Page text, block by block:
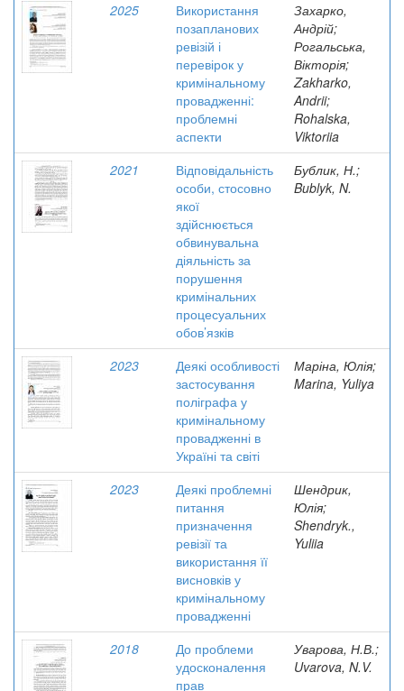
2025
Використання
позапланових
ревізій і
перевірок у
кримінальному
провадженні:
проблемні
аспекти
Захарко,
Андрій;
Рогальська,
Вікторія;
Zakharko,
Andrii;
Rohalska,
Viktoriia
2021
Відповідальність
особи, стосовно
якої
здійснюється
обвинувальна
діяльність за
порушення
кримінальних
процесуальних
обов’язків
Бублик, Н.;
Bublyk, N.
2023
Деякі особливості
застосування
поліграфа у
кримінальному
провадженні в
Україні та світі
Маріна, Юлія;
Marina, Yuliya
2023
Деякі проблемні
питання
призначення
ревізії та
використання її
висновків у
кримінальному
провадженні
Шендрик,
Юлія;
Shendryk.,
Yuliia
2018
До проблеми
удосконалення
прав
Уварова, Н.В.;
Uvarova, N.V.